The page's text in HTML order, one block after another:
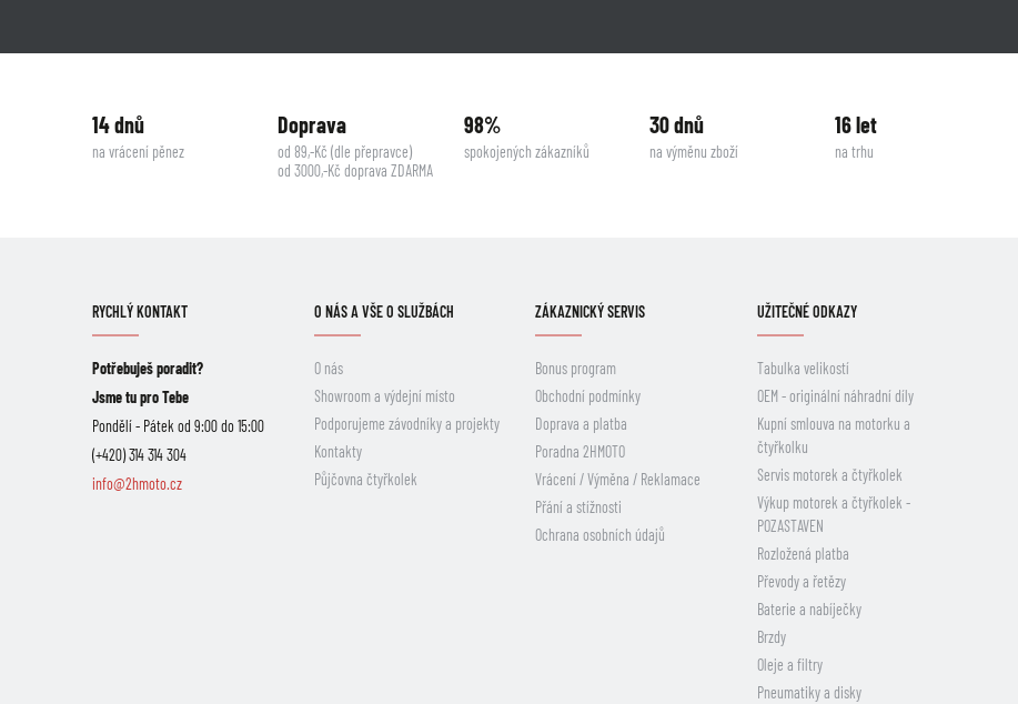
14 dnů
na vrácení pěnez
Doprava
od 89,-Kč (dle přepravce)
od 3000,-Kč doprava ZDARMA
98%
spokojených zákazníků
30 dnů
na výměnu zboží
16 let
na trhu
RYCHLÝ KONTAKT
Potřebuješ poradit?
Jsme tu pro Tebe
Pondělí - Pátek od 9:00 do 15:00
(+420) 314 314 304
info@2hmoto.cz
O NÁS A VŠE O SLUŽBÁCH
O nás
Showroom a výdejní místo
Podporujeme závodníky a projekty
Kontakty
Půjčovna čtyřkolek
ZÁKAZNICKÝ SERVIS
Bonus program
Obchodní podmínky
Doprava a platba
Poradna 2HMOTO
Vrácení / Výměna / Reklamace
Přání a stížnosti
Ochrana osobních údajů
UŽITEČNÉ ODKAZY
Tabulka velikostí
OEM - originální náhradní díly
Kupní smlouva na motorku a
čtyřkolku
Servis motorek a čtyřkolek
Výkup motorek a čtyřkolek -
POZASTAVEN
Rozložená platba
Převody a řetězy
Baterie a nabíječky
Brzdy
Oleje a filtry
Pneumatiky a disky